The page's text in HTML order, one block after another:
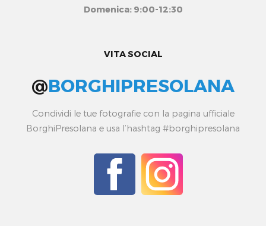
Domenica: 9:00-12:30
VITA SOCIAL
@BORGHIPRESOLANA
Condividi le tue fotografie con la pagina ufficiale
BorghiPresolana e usa l’hashtag #borghipresolana